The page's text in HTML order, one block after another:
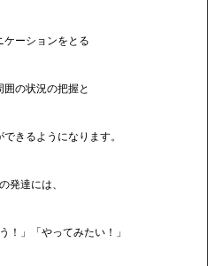
ケーションをとる
囲の状況の把握と
きるようになります。
発達には、
！」「やってみたい！」